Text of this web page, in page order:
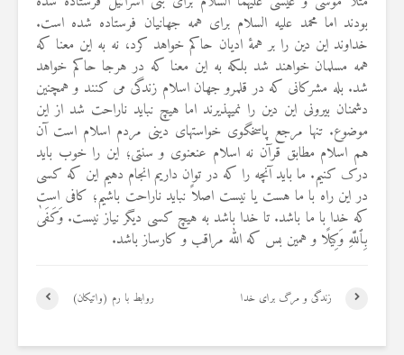
بودند اما محمد علیه السلام برای همه جهانیان فرستاده شده است.
خداوند این دین را بر همهٔ ادیان حاکم خواهد کرد، نه به این معنا که
همه مسلمان خواهند شد بلکه به این معنا که در هرجا حاکم خواهد
شد. بله مشرکانی که در قلمرو جهان اسلام زندگی می کنند و همچنین
دشمنان بیرونی این دین را نمی­پذیرند اما هیچ نباید ناراحت شد از این
موضوع. تنها مرجع پاسخگوی خواستهای دینی مردم اسلام است آن
هم اسلام مطابق قرآن نه اسلام عنعنوی و سنتی؛ این را خوب باید
درک کنیم. ما باید آنچه را که در توان داریم انجام دهیم این که کسی
در این راه با ما هست یا نیست اصلاً نباید ناراحت باشیم؛ کافی است
که خدا با ما باشد. تا خدا باشد به هیچ کسی دیگر نیاز نیست. وَكَفَىٰ
بِٱللَّهِ وَكِیلًا و همین بس که الله مراقب و کارساز باشد.
روابط با رم (واتیکان) زندگی و مرگ برای خدا
رفته، اما مرا طلاق
نمی‌دهد. چه باید کرد؟
19 جولای 2026
21 نمایش ها
آیا اگر مسلمانی فردی
غیرمسلمان را بکشد، حکم
قصاص درباره او اجرا
می‌شود؟
19 جولای 2026
36 نمایش ها
دیوار،
آینده داشت؟
8 جولای 2026
23 نمایش ها
منظور از
ساختن یا
4 جولای 2026
15 نمایش ها